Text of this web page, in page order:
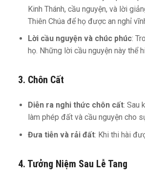
Kinh Thánh, cầu nguyện, và lời
Thiên Chúa để họ được an nghỉ
Lời cầu nguyện và chúc phúc:
họ. Những lời cầu nguyện này
3. Chôn Cất
Diễn ra nghi thức chôn cất: Sau
làm phép đất và cầu nguyện cho
Đưa tiễn và rải đất: Khi thi hài
4. Tưởng Niệm Sau Lễ Tang